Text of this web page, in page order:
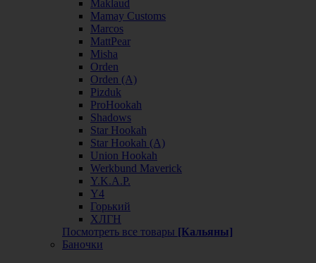
Maklaud
Mamay Customs
Marcos
MattPear
Misha
Orden
Orden (А)
Pizduk
ProHookah
Shadows
Star Hookah
Star Hookah (А)
Union Hookah
Werkbund Maverick
Y.K.A.P.
Y4
Горький
ХЛГН
Посмотреть все товары [Кальяны]
Баночки